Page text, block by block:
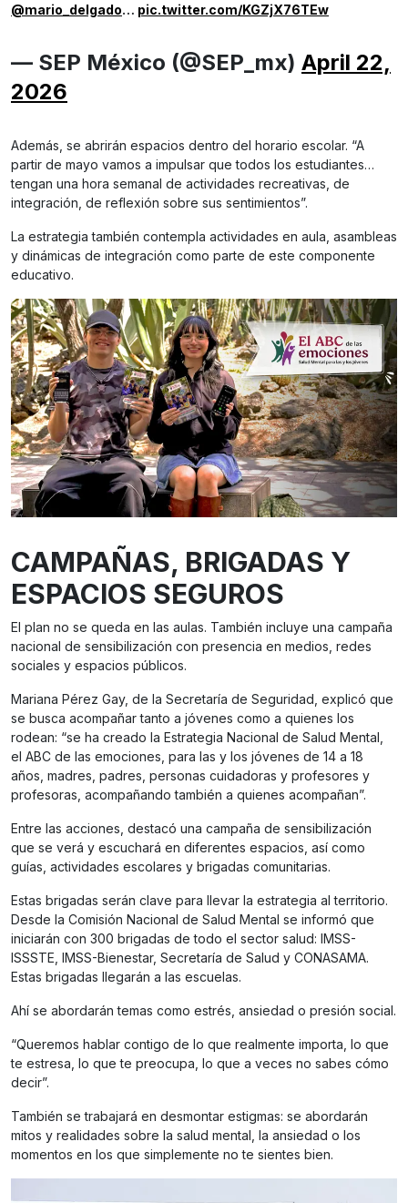
@mario_delgado… pic.twitter.com/KGZjX76TEw
— SEP México (@SEP_mx) April 22,
2026
Además, se abrirán espacios dentro del horario escolar. “A
partir de mayo vamos a impulsar que todos los estudiantes…
tengan una hora semanal de actividades recreativas, de
integración, de reflexión sobre sus sentimientos”.
La estrategia también contempla actividades en aula, asambleas
y dinámicas de integración como parte de este componente
educativo.
CAMPAÑAS, BRIGADAS Y
ESPACIOS SEGUROS
El plan no se queda en las aulas. También incluye una campaña
nacional de sensibilización con presencia en medios, redes
sociales y espacios públicos.
Mariana Pérez Gay, de la Secretaría de Seguridad, explicó que
se busca acompañar tanto a jóvenes como a quienes los
rodean: “se ha creado la Estrategia Nacional de Salud Mental,
el ABC de las emociones, para las y los jóvenes de 14 a 18
años, madres, padres, personas cuidadoras y profesores y
profesoras, acompañando también a quienes acompañan”.
Entre las acciones, destacó una campaña de sensibilización
que se verá y escuchará en diferentes espacios, así como
guías, actividades escolares y brigadas comunitarias.
Estas brigadas serán clave para llevar la estrategia al territorio.
Desde la Comisión Nacional de Salud Mental se informó que
iniciarán con 300 brigadas de todo el sector salud: IMSS-
ISSSTE, IMSS-Bienestar, Secretaría de Salud y CONASAMA.
Estas brigadas llegarán a las escuelas.
Ahí se abordarán temas como estrés, ansiedad o presión social.
“Queremos hablar contigo de lo que realmente importa, lo que
te estresa, lo que te preocupa, lo que a veces no sabes cómo
decir”.
También se trabajará en desmontar estigmas: se abordarán
mitos y realidades sobre la salud mental, la ansiedad o los
momentos en los que simplemente no te sientes bien.